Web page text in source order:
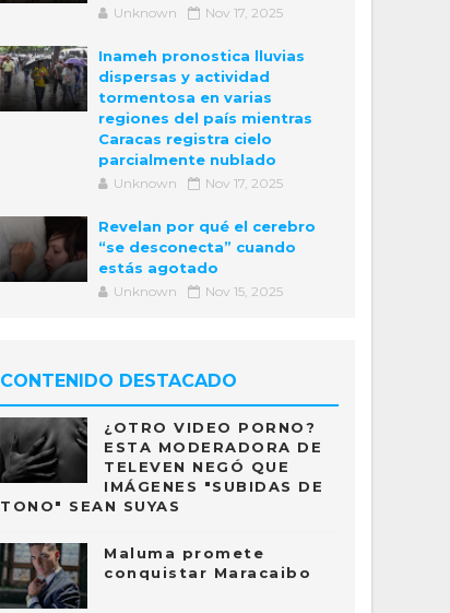
Unknown Nov 17, 2025
Inameh pronostica lluvias
dispersas y actividad
tormentosa en varias
regiones del país mientras
Caracas registra cielo
parcialmente nublado
Unknown Nov 17, 2025
Revelan por qué el cerebro
“se desconecta” cuando
estás agotado
Unknown Nov 15, 2025
CONTENIDO DESTACADO
¿OTRO VIDEO PORNO?
ESTA MODERADORA DE
TELEVEN NEGÓ QUE
IMÁGENES "SUBIDAS DE
TONO" SEAN SUYAS
Maluma promete
conquistar Maracaibo